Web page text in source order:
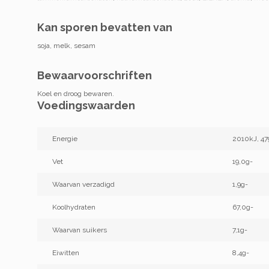
Kan sporen bevatten van
soja, melk, sesam
Bewaarvoorschriften
Koel en droog bewaren.
Voedingswaarden
Energie 2010kJ,
Vet 19,0g-
Waarvan verzadigd 1,9g-
Koolhydraten 67,0g-
Waarvan suikers 7,1g-
Eiwitten 8,4g-